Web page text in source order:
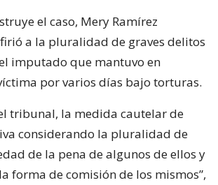
el caso, Mery Ramírez
a la pluralidad de graves delitos
imputado que mantuvo en
por varios días bajo torturas.
tribunal, la medida cautelar de
considerando la pluralidad de
de la pena de algunos de ellos y
forma de comisión de los mismos”,